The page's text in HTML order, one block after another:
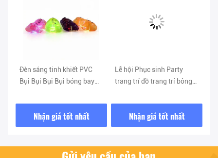
Đèn sáng tinh khiết PVC
Bụi Bụi Bụi Bụi bóng bay
trí sự kiện tiệc
Nhận giá tốt nhất
Lễ hội Phục sinh Party
trang trí đồ trang trí bông
bông hoa bông hoa
Nhận giá tốt nhất